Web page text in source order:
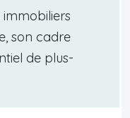
son cadre
de plus-